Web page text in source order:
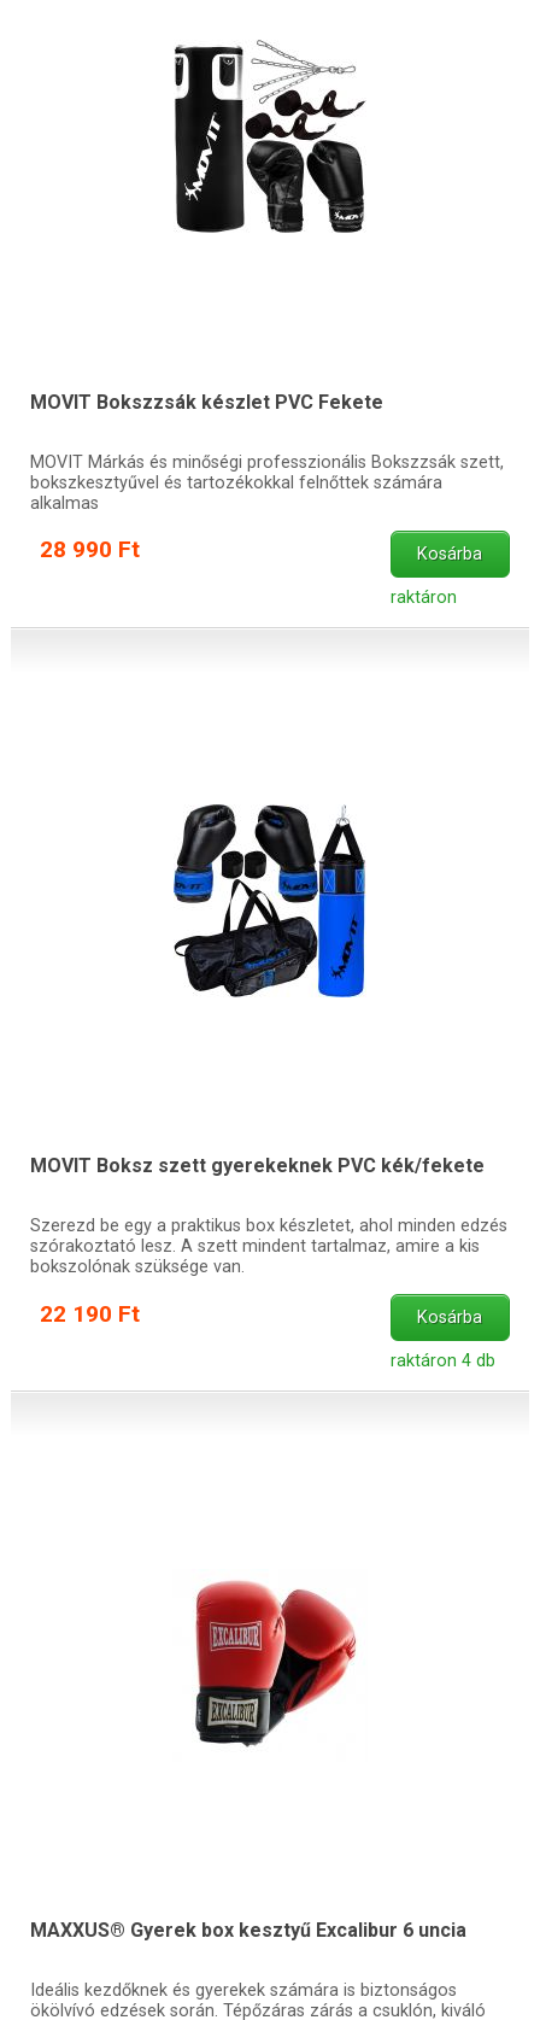
MOVIT Bokszzsák készlet PVC Fekete
MOVIT Márkás és minőségi professzionális Bokszzsák szett,
bokszkesztyűvel és tartozékokkal felnőttek számára
alkalmas
28 990 Ft Kosárba
raktáron
MOVIT Boksz szett gyerekeknek PVC kék/fekete
Szerezd be egy a praktikus box készletet, ahol minden edzés
szórakoztató lesz. A szett mindent tartalmaz, amire a kis
bokszolónak szüksége van.
22 190 Ft Kosárba
raktáron 4 db
MAXXUS® Gyerek box kesztyű Excalibur 6 uncia
Ideális kezdőknek és gyerekek számára is biztonságos
ökölvívó edzések során. Tépőzáras zárás a csuklón, kiváló